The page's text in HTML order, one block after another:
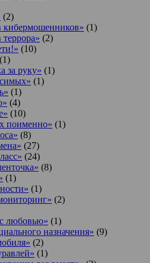
(2)
кибермошенников» (1)
(2)
(10)
(1)
за руку» (1)
(1)
(1)
(4)
(10)
поименно» (1)
(8)
(27)
(24)
(8)
(1)
(1)
(2)
любовью» (1)
назначения» (9)
(2)
(1)